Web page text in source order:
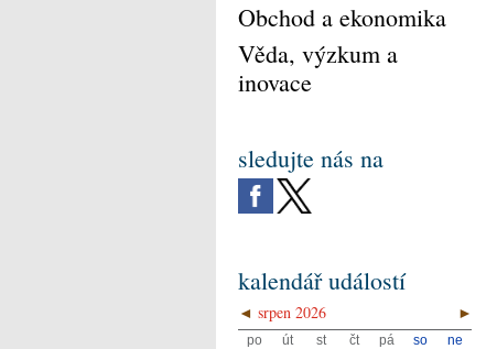
Obchod a ekonomika
Věda, výzkum a
inovace
sledujte nás na
kalendář událostí
◄ ►
srpen 2026
po út st čt pá so
ne